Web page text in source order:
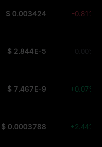
$ 0.003424 -0.81%
$ 2.844E-5 0.00%
$ 7.467E-9 +0.07%
$ 0.0003788 +2.44%